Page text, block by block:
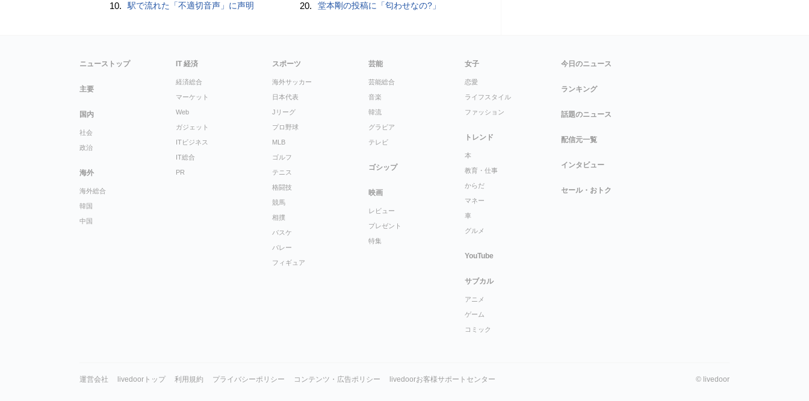
10. 駅で流れた「不適切音声」に声明 20. 堂本剛の投稿に「匂わせなの?」
ニューストップ
主要
国内
社会
政治
海外
海外総合
韓国
中国
IT 経済
経済総合
マーケット
Web
ガジェット
ITビジネス
IT総合
PR
スポーツ
海外サッカー
日本代表
Jリーグ
プロ野球
MLB
ゴルフ
テニス
格闘技
競馬
相撲
バスケ
バレー
フィギュア
芸能
芸能総合
音楽
韓流
グラビア
テレビ
ゴシップ
映画
レビュー
プレゼント
特集
女子
恋愛
ライフスタイル
ファッション
トレンド
本
教育・仕事
からだ
マネー
車
グルメ
YouTube
サブカル
アニメ
ゲーム
コミック
今日のニュース
ランキング
話題のニュース
配信元一覧
インタビュー
セール・おトク
運営会社 livedoorトップ 利用規約 プライバシーポリシー コンテンツ・広告ポリシー livedoorお客様サポートセンター © livedoor